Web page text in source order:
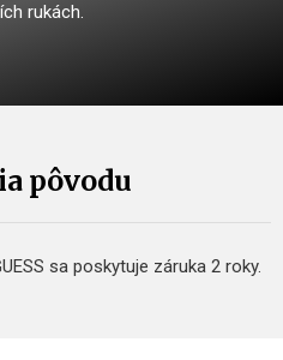
rukách.
pôvodu
sa poskytuje záruka 2 roky.